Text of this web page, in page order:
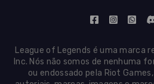
League of Legends é uma marca
Inc. Nós não somos de nenhuma
ou endossado pela Riot